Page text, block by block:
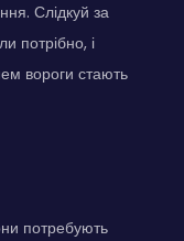
Слідкуй за
потрібно, і
вороги стають
потребують